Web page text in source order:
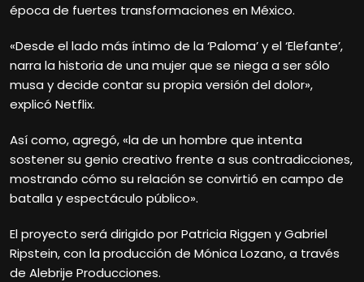
época de fuertes transformaciones en México.
«Desde el lado más íntimo de la ‘Paloma’ y el ‘Elefante’,
narra la historia de una mujer que se niega a ser sólo
musa y decide contar su propia versión del dolor»,
explicó Netflix.
Así como, agregó, «la de un hombre que intenta
sostener su genio creativo frente a sus contradicciones,
mostrando cómo su relación se convirtió en campo de
batalla y espectáculo público».
El proyecto será dirigido por Patricia Riggen y Gabriel
Ripstein, con la producción de Mónica Lozano, a través
de Alebrije Producciones.